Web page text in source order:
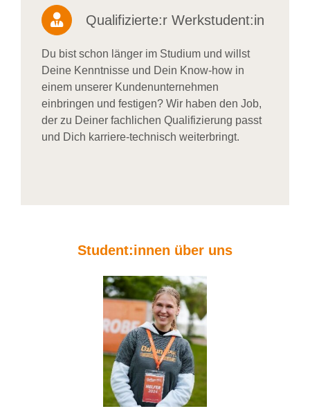
Qualifizierte:r Werkstudent:in
Du bist schon länger im Studium und willst
Deine Kenntnisse und Dein Know-how in
einem unserer Kundenunternehmen
einbringen und festigen? Wir haben den Job,
der zu Deiner fachlichen Qualifizierung passt
und Dich karriere-technisch weiterbringt.
Student:innen über uns